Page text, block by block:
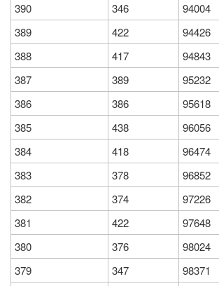
390
346
94004
389
422
94426
388
417
94843
387
389
95232
386
386
95618
385
438
96056
384
418
96474
383
378
96852
382
374
97226
381
422
97648
380
376
98024
379
347
98371